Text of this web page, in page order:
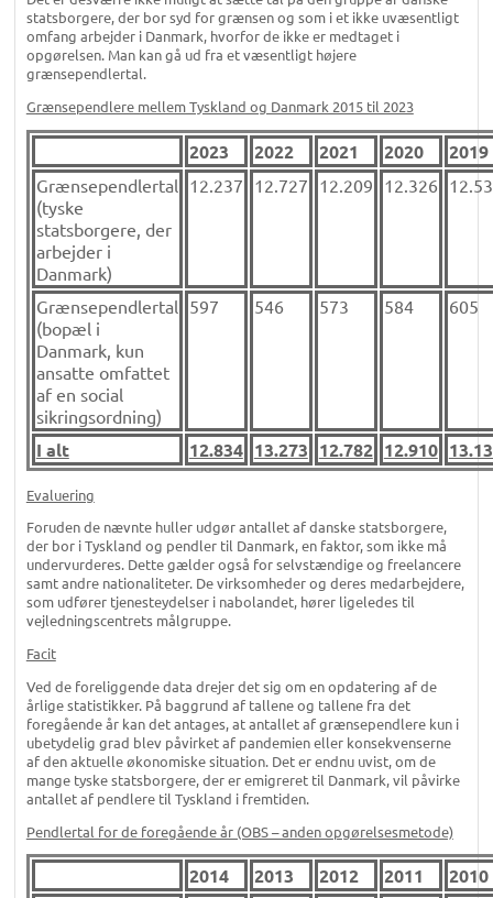
statsborgere, der bor syd for grænsen og som i et ikke uvæsentligt
omfang arbejder i Danmark, hvorfor de ikke er medtaget i
opgørelsen. Man kan gå ud fra et væsentligt højere
grænsependlertal.
Grænsependlere mellem Tyskland og Danmark 2015 til 2023
2023 2022 2021 2020 2019
Grænsependlertal
(tyske
statsborgere, der
arbejder i
Danmark)
12.237 12.727 12.209 12.326
Grænsependlertal
(bopæl i
Danmark, kun
ansatte omfattet
af en social
sikringsordning)
597 546 573 584 605
I alt 12.834 13.273 12.782 12.910
Evaluering
Foruden de nævnte huller udgør antallet af danske statsborgere,
der bor i Tyskland og pendler til Danmark, en faktor, som ikke må
undervurderes. Dette gælder også for selvstændige og freelancere
samt andre nationaliteter. De virksomheder og deres medarbejdere,
som udfører tjenesteydelser i nabolandet, hører ligeledes til
vejledningscentrets målgruppe.
Facit
Ved de foreliggende data drejer det sig om en opdatering af de
årlige statistikker. På baggrund af tallene og tallene fra det
foregående år kan det antages, at antallet af grænsependlere kun i
ubetydelig grad blev påvirket af pandemien eller konsekvenserne
af den aktuelle økonomiske situation. Det er endnu uvist, om de
mange tyske statsborgere, der er emigreret til Danmark, vil påvirke
antallet af pendlere til Tyskland i fremtiden.
Pendlertal for de foregående år (OBS – anden opgørelsesmetode)
2014 2013 2012 2011 2010